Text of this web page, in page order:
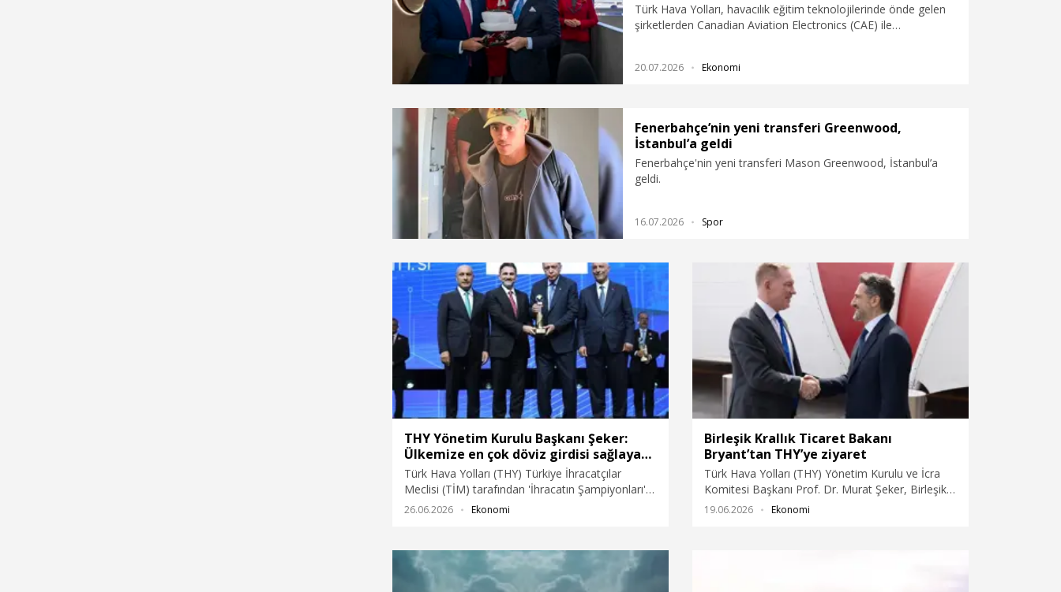
Türk Hava Yolları, havacılık eğitim teknolojilerinde önde gelen
şirketlerden Canadian Aviation Electronics (CAE) ile
Training Device - FTD) ve 2 ilave Tam Uçuş Simülatörü (FFS)
20.07.2026 Ekonomi
Fenerbahçe’nin yeni transferi Greenwood,
İstanbul’a geldi
Fenerbahçe'nin yeni transferi Mason Greenwood, İstanbul’a
geldi.
16.07.2026 Spor
THY Yönetim Kurulu Başkanı Şeker:
Ülkemize en çok döviz girdisi sağlayan
şirket olduk
Türk Hava Yolları (THY) Türkiye İhracatçılar
Meclisi (TİM) tarafından 'İhracatın Şampiyonları'
ödülü aldı. Ödülü Cumhurbaşkanı Recep Tayyip
Dr. Murat Şeker, "2025 yılında 24,1 milyar dolar
gelir elde ederken, ülkemize en çok döviz girdisi
sağlayan şirket olduk” dedi.
26.06.2026 Ekonomi
Birleşik Krallık Ticaret Bakanı
Bryant’tan THY’ye ziyaret
Türk Hava Yolları (THY) Yönetim Kurulu ve İcra
Komitesi Başkanı Prof. Dr. Murat Şeker, Birleşik
Krallık Ticaret Bakanı Sir Chirs Bryant’ı THY‘nin
19.06.2026 Ekonomi